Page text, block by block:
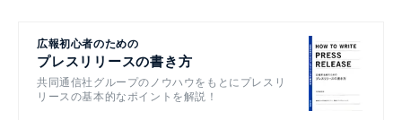
広報初心者のための
プレスリリースの書き方
共同通信社グループのノウハウをもとにプレスリ
リースの基本的なポイントを解説！